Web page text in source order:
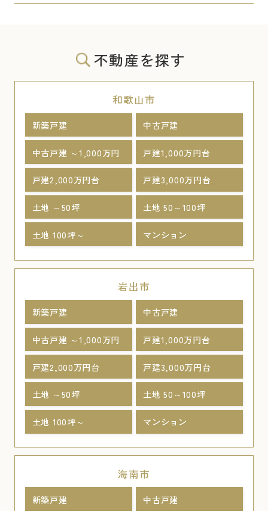
不動産を探す
和歌山市
新築戸建 中古戸建
中古戸建 ～1,000万円 戸建1,000万円台
戸建2,000万円台 戸建3,000万円台
土地 ～50坪 土地 50～100坪
土地 100坪～ マンション
岩出市
新築戸建 中古戸建
中古戸建 ～1,000万円 戸建1,000万円台
戸建2,000万円台 戸建3,000万円台
土地 ～50坪 土地 50～100坪
土地 100坪～ マンション
海南市
新築戸建 中古戸建